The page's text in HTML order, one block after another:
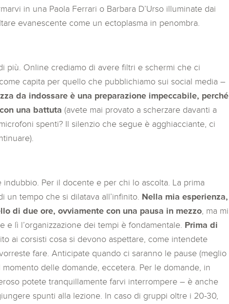
in una Paola Ferrari o Barbara D’Urso illuminate dai
evanescente come un ectoplasma in penombra.
più. Online crediamo di avere filtri e schermi che ci
capita per quello che pubblichiamo sui social media –
da indossare è una preparazione impeccabile, perché
una battuta (avete mai provato a scherzare davanti a
spenti? Il silenzio che segue è agghiacciante, ci
Per il docente e per chi lo ascolta. La prima
un tempo che si dilatava all’infinito. Nella mia esperienza,
di due ore, ovviamente con una pausa in mezzo , ma mi
lì l’organizzazione dei tempi è fondamentale. Prima di
ai corsisti cosa si devono aspettare, come intendete
fare. Anticipate quando ci saranno le pause (meglio
delle domande, eccetera. Per le domande, in
potete tranquillamente farvi interrompere – è anche
spunti alla lezione. In caso di gruppi oltre i 20-30,